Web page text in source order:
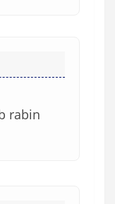
rabin